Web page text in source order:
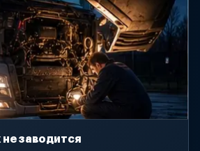
не заводится